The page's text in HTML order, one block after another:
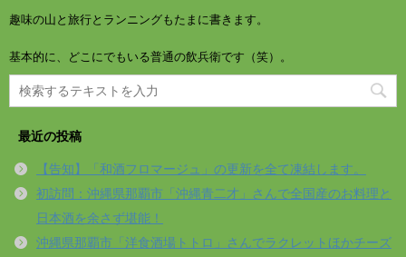
趣味の山と旅行とランニングもたまに書きます。
基本的に、どこにでもいる普通の飲兵衛です（笑）。
最近の投稿
【告知】「和酒フロマージュ」の更新を全て凍結します。
初訪問：沖縄県那覇市「沖縄青二才」さんで全国産のお料理と
日本酒を余さず堪能！
沖縄県那覇市「洋食酒場トトロ」さんでラクレットほかチーズ